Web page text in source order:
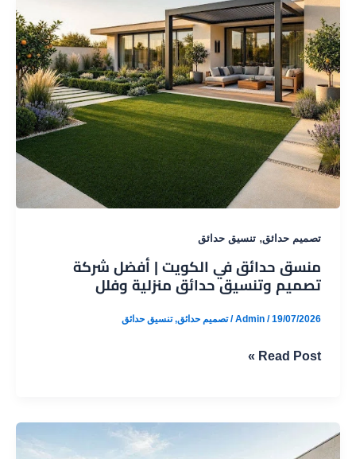
تصميم
وتنفيذ
حدائق
فلل
فاخرة
|
حدائق
الفردوس
تصميم حدائق, تنسيق حدائق
منسق حدائق في الكويت | أفضل شركة
تصميم وتنسيق حدائق منزلية وفلل
Admin /19/07/2026
/تصميم حدائق,تنسيق حدائق
منسق
الكويت
|
Read Post »